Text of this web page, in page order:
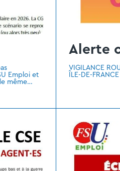
Emploi et
même
Alerte
VIGILANCE
ÎLE-DE-FRANCE